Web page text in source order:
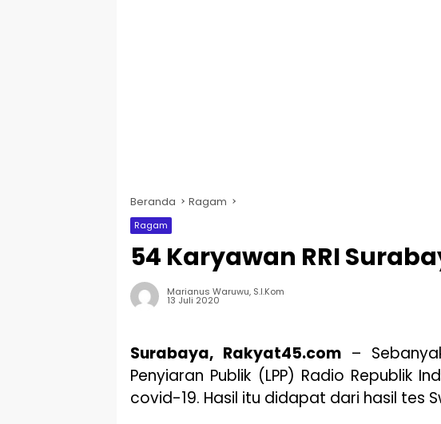
Beranda Ragam
Ragam
54 Karyawan RRI
Marianus Waruwu, S.I.Kom
13 Juli 2020
Surabaya, Rakyat45.com–
Penyiaran Publik (LPP) Radio Republik
covid-19. Hasil itu didapat dari hasil tes